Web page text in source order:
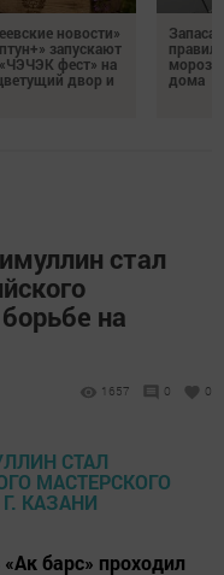
новости»
запускают
фест» на
двор и
дома
стал
на
1657 0 0
барс» проходил